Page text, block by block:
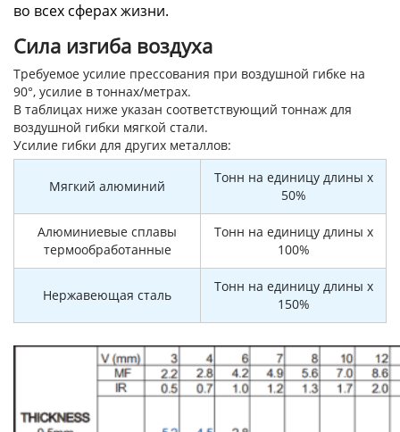
во всех сферах жизни.
Сила изгиба воздуха
Требуемое усилие прессования при воздушной гибке на
90°, усилие в тоннах/метрах.
В таблицах ниже указан соответствующий тоннаж для
воздушной гибки мягкой стали.
Усилие гибки для других металлов:
Мягкий алюминий
Тонн на единицу длины x
50%
Алюминиевые сплавы
термообработанные
Тонн на единицу длины x
100%
Нержавеющая сталь
Тонн на единицу длины x
150%